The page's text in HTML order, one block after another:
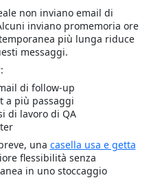
non inviano email di
inviano promemoria ore
più lunga riduce
messaggi.
di follow-up
a più passaggi
di lavoro di QA
una casella usa e getta
flessibilità senza
in uno stoccaggio